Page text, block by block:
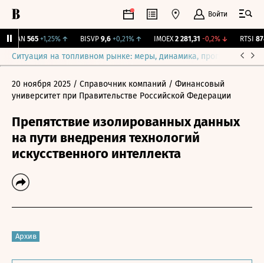
Войти
565 +1,25%↑ BISVP 9,6 +0,21% ↑ IMOEX 2 281,31 -0,2%↓ RTSI
Ситуация на топливном рынке: меры, динамика, прогнозы
20 ноября 2025 / Справочник компаний / Финансовый
университет при Правительстве Российской Федерации
Препятствие изолированных данных
на пути внедрения технологий
искусственного интеллекта
Архив